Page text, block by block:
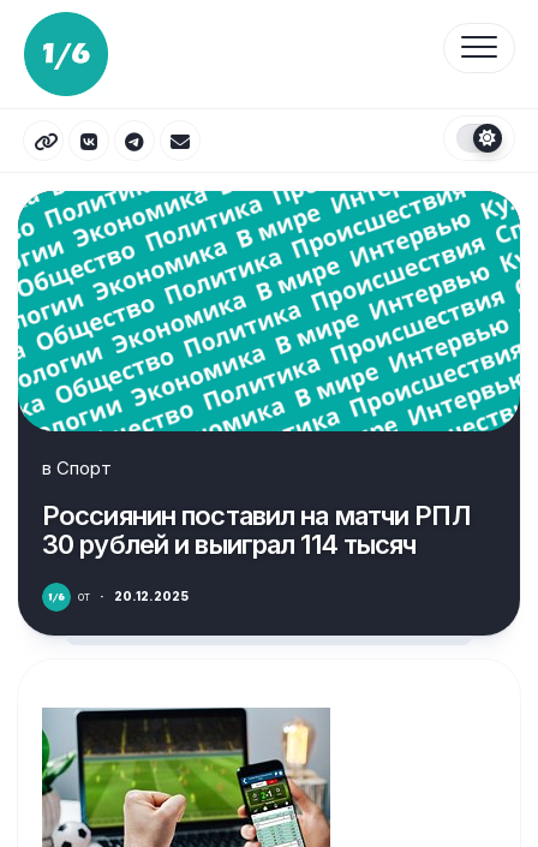
Перейти
содержанию
в Спорт
Россиянин поставил на матчи РПЛ
30 рублей и выиграл 114 тысяч
от · 20.12.2025